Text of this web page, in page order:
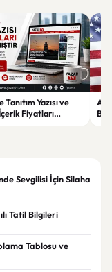
Tanıtım Yazısı ve
Fiyatları
Sevgilisi İçin Silaha
Tatil Bilgileri
Tablosu ve